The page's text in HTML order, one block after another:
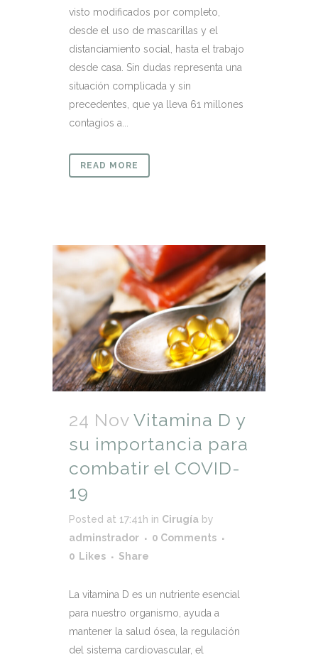
visto modificados por completo,
desde el uso de mascarillas y el
distanciamiento social, hasta el trabajo
desde casa. Sin dudas representa una
situación complicada y sin
precedentes, que ya lleva 61 millones
contagios a...
READ MORE
24 Nov Vitamina D y
su importancia para
combatir el COVID-
19
Posted at 17:41h in Cirugía by
adminstrador
0 Comments
0 Likes Share
La vitamina D es un nutriente esencial
para nuestro organismo, ayuda a
mantener la salud ósea, la regulación
del sistema cardiovascular, el